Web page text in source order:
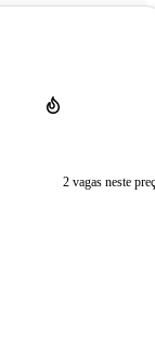
2 vagas neste